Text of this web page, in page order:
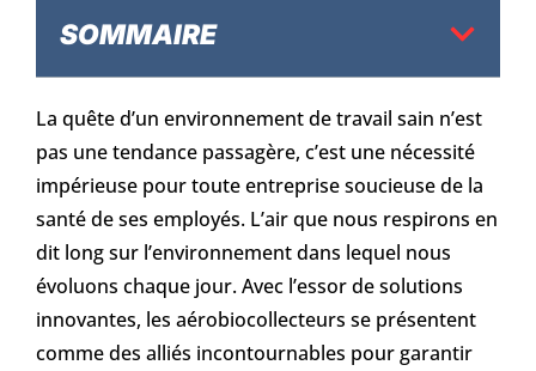
SOMMAIRE
La quête d’un environnement de travail sain n’est
pas une tendance passagère, c’est une nécessité
impérieuse pour toute entreprise soucieuse de la
santé de ses employés. L’air que nous respirons en
dit long sur l’environnement dans lequel nous
évoluons chaque jour. Avec l’essor de solutions
innovantes, les aérobiocollecteurs se présentent
comme des alliés incontournables pour garantir